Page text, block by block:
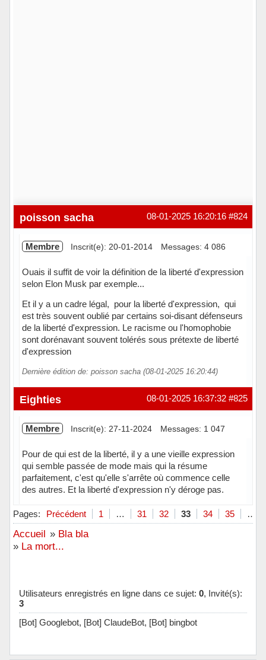
#824
08-01-2025 16:20:16
poisson sacha
Membre Inscrit(e): 20-01-2014 Messages: 4 086
Ouais il suffit de voir la définition de la liberté d'expression
selon Elon Musk par exemple...
Et il y a un cadre légal, pour la liberté d'expression, qui
est très souvent oublié par certains soi-disant défenseurs
de la liberté d'expression. Le racisme ou l'homophobie
sont dorénavant souvent tolérés sous prétexte de liberté
d'expression
Dernière édition de: poisson sacha (08-01-2025 16:20:44)
Hors ligne #825
08-01-2025 16:37:32
Eighties
Membre Inscrit(e): 27-11-2024 Messages: 1 047
Pour de qui est de la liberté, il y a une vieille expression
qui semble passée de mode mais qui la résume
parfaitement, c'est qu'elle s'arrête où commence celle
des autres. Et la liberté d'expression n'y déroge pas.
Hors ligne
Pages: Précédent 1 … 31 32 33 34 35 …
Accueil » Bla bla
» La mort...
Utilisateurs enregistrés en ligne dans ce sujet: 0, Invité(s):
3
[Bot] Googlebot, [Bot] ClaudeBot, [Bot] bingbot